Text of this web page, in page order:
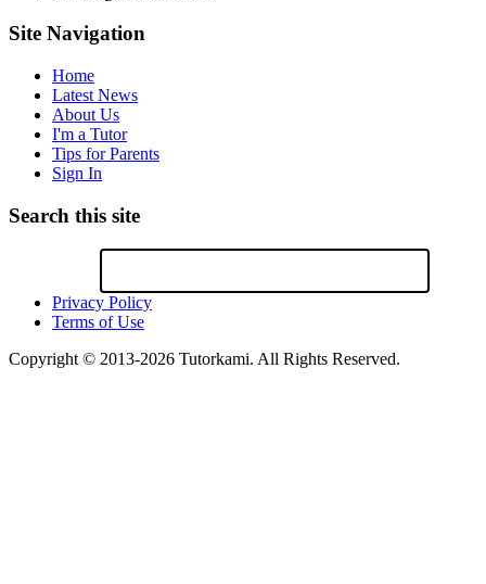
Site Navigation
Home
Latest News
About Us
I'm a Tutor
Tips for Parents
Sign In
Search this site
Privacy Policy
Terms of Use
Copyright © 2013-2026 Tutorkami. All Rights Reserved.